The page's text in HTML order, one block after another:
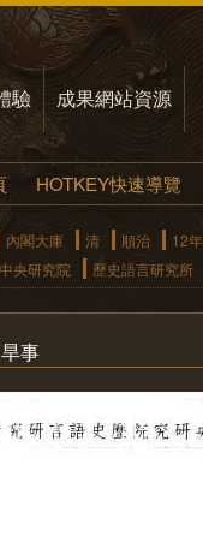
驗 成果網站資源
HOTKEY快速導覽
內閣大庫 清 順治
12年
中央研究院 歷史語言研究所
事